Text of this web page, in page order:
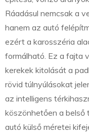
Ráadásul nemcsak a
hanem az autó
ezért a karosszéria
formálható. Ez a fajta
kerekek kitolását a
rövid túlnyúlásokat
az intelligens
köszönhetően a belső
autó külső méretei